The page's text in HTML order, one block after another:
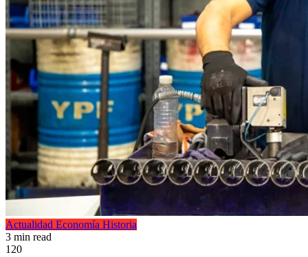
Actualidad Economía Historia
3 min read
120